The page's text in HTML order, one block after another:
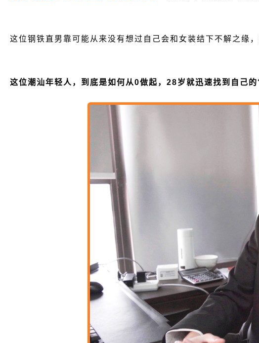
这位钢铁直男靠可能从来没有想过自己会和女装结下不解之缘
这位潮汕年轻人，到底是如何从0做起，28岁就迅速找到自己的